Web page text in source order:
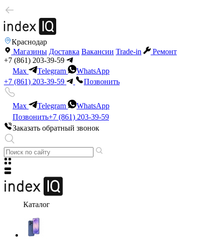
Краснодар
Магазины Доставка Вакансии Trade-in
Ремонт
+7 (861) 203-39-59
Max
Telegram
WhatsApp
+7 (861) 203-39-59
Позвонить
Max Telegram
WhatsApp
Позвонить+7 (861) 203-39-59
Заказать обратный звонок
Каталог